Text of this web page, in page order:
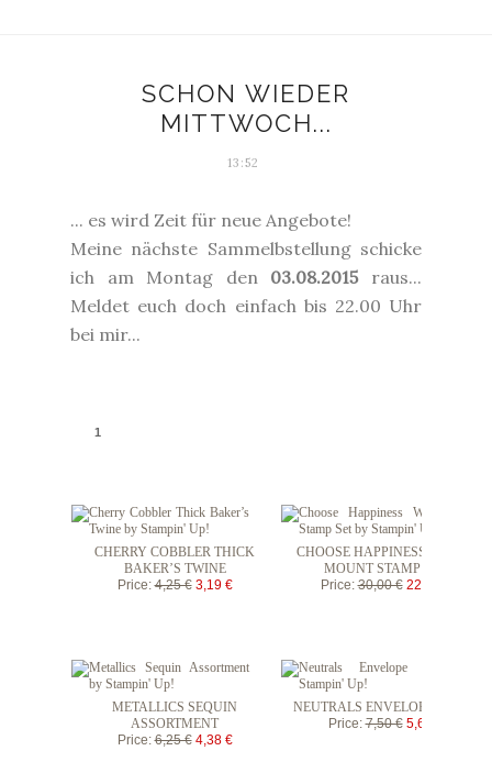
SCHON WIEDER
MITTWOCH...
13:52
... es wird Zeit für neue Angebote!
Meine nächste Sammelbstellung schicke
ich am Montag den 03.08.2015raus...
Meldet euch doch einfach bis 22.00 Uhr
bei mir...
1
CHERRY COBBLER THICK
BAKER’S TWINE
Price:4,25 € 3,19 €
CHOOSE HAPPINESS WOOD-
MOUNT STAMP SET
Price:30,00 € 22,50 €
METALLICS SEQUIN
ASSORTMENT
Price:6,25 € 4,38 €
NEUTRALS ENVELOPE PAPER
Price:7,50 € 5,63 €